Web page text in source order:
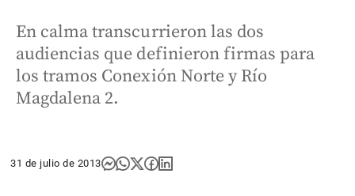
En calma transcurrieron las dos
audiencias que definieron firmas para
los tramos Conexión Norte y Río
Magdalena 2.
31 de julio de 2013